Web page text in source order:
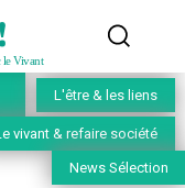
le Vivant
L'être & les liens
vivant & refaire société
News Sélection